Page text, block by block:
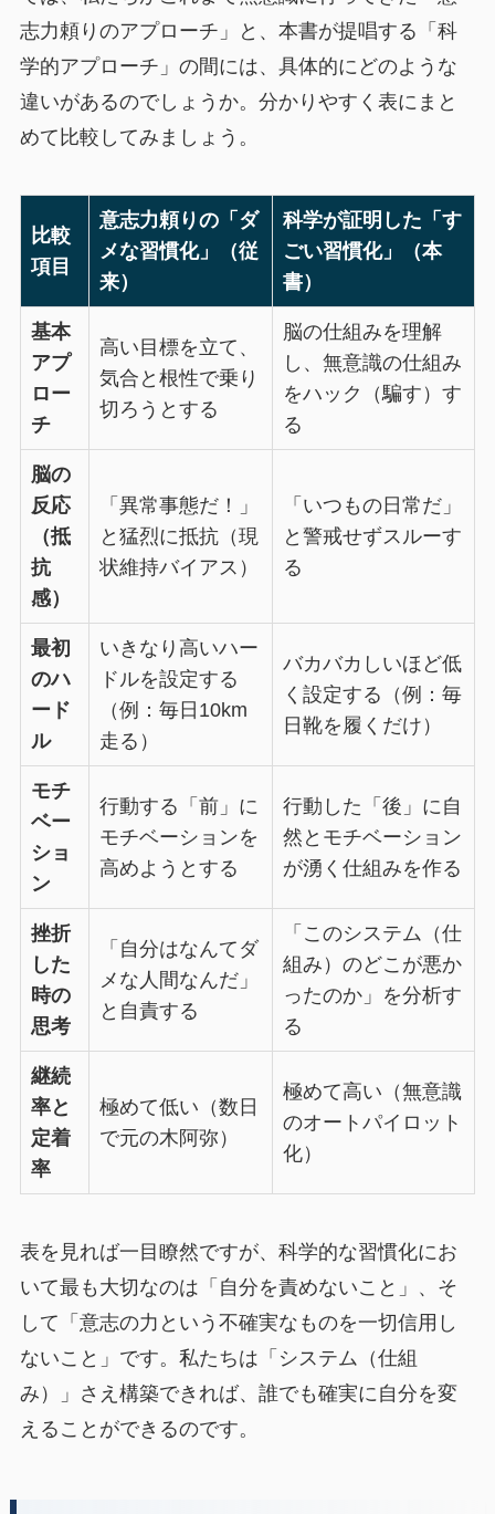
志力頼りのアプローチ」と、本書が提唱する「科
学的アプローチ」の間には、具体的にどのような
違いがあるのでしょうか。分かりやすく表にまと
めて比較してみましょう。
比較
項目
意志力頼りの「ダ
メな習慣化」（従
来）
科学が証明した「す
ごい習慣化」（本
書）
基本
アプ
ロー
チ
高い目標を立て、
気合と根性で乗り
切ろうとする
脳の仕組みを理解
し、無意識の仕組み
をハック（騙す）す
る
脳の
反応
（抵
抗
感）
「異常事態だ！」
と猛烈に抵抗（現
状維持バイアス）
「いつもの日常だ」
と警戒せずスルーす
る
最初
のハ
ード
ル
いきなり高いハー
ドルを設定する
（例：毎日10km
走る）
バカバカしいほど低
く設定する（例：毎
日靴を履くだけ）
モチ
ベー
ショ
ン
行動する「前」に
モチベーションを
高めようとする
行動した「後」に自
然とモチベーション
が湧く仕組みを作る
挫折
した
時の
思考
「自分はなんてダ
メな人間なんだ」
と自責する
「このシステム（仕
組み）のどこが悪か
ったのか」を分析す
る
継続
率と
定着
率
極めて低い（数日
で元の木阿弥）
極めて高い（無意識
のオートパイロット
化）
表を見れば一目瞭然ですが、科学的な習慣化にお
いて最も大切なのは「自分を責めないこと」、そ
して「意志の力という不確実なものを一切信用し
ないこと」です。私たちは「システム（仕組
み）」さえ構築できれば、誰でも確実に自分を変
えることができるのです。